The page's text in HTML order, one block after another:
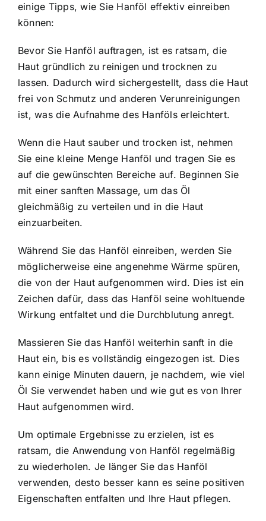
einige Tipps, wie Sie Hanföl effektiv einreiben
können:
Bevor Sie Hanföl auftragen, ist es ratsam, die
Haut gründlich zu reinigen und trocknen zu
lassen. Dadurch wird sichergestellt, dass die Haut
frei von Schmutz und anderen Verunreinigungen
ist, was die Aufnahme des Hanföls erleichtert.
Wenn die Haut sauber und trocken ist, nehmen
Sie eine kleine Menge Hanföl und tragen Sie es
auf die gewünschten Bereiche auf. Beginnen Sie
mit einer sanften Massage, um das Öl
gleichmäßig zu verteilen und in die Haut
einzuarbeiten.
Während Sie das Hanföl einreiben, werden Sie
möglicherweise eine angenehme Wärme spüren,
die von der Haut aufgenommen wird. Dies ist ein
Zeichen dafür, dass das Hanföl seine wohltuende
Wirkung entfaltet und die Durchblutung anregt.
Massieren Sie das Hanföl weiterhin sanft in die
Haut ein, bis es vollständig eingezogen ist. Dies
kann einige Minuten dauern, je nachdem, wie viel
Öl Sie verwendet haben und wie gut es von Ihrer
Haut aufgenommen wird.
Um optimale Ergebnisse zu erzielen, ist es
ratsam, die Anwendung von Hanföl regelmäßig
zu wiederholen. Je länger Sie das Hanföl
verwenden, desto besser kann es seine positiven
Eigenschaften entfalten und Ihre Haut pflegen.